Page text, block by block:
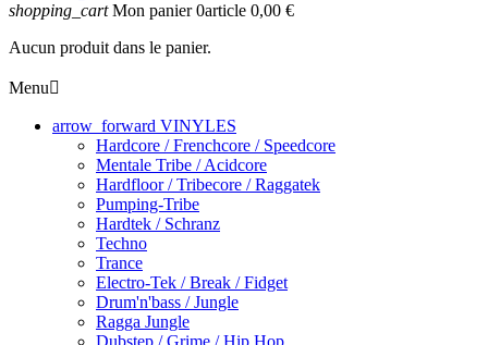
shopping_cart Mon panier 0article 0,00 €
Aucun produit dans le panier.
Menu
arrow_forward VINYLES
Hardcore / Frenchcore / Speedcore
Mentale Tribe / Acidcore
Hardfloor / Tribecore / Raggatek
Pumping-Tribe
Hardtek / Schranz
Techno
Trance
Electro-Tek / Break / Fidget
Drum'n'bass / Jungle
Ragga Jungle
Dubstep / Grime / Hip Hop